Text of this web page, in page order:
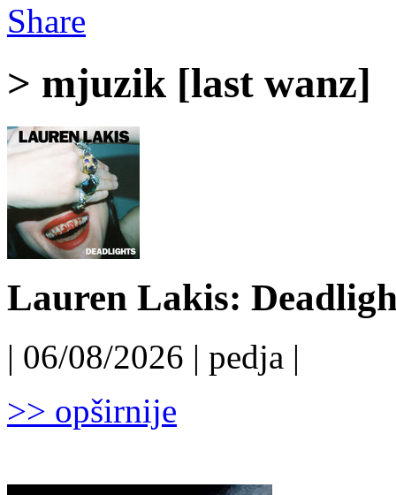
Share
> mjuzik [last wanz]
Lauren Lakis:
| 06/08/2026 | pedja |
>> opširnije